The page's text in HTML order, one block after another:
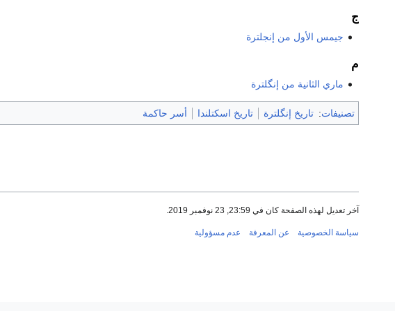
ج
جيمس الأول من إنجلترة
م
ماري الثانية من إنگلترة
تصنيفات: تاريخ إنگلترة تاريخ اسكتلندا أسر حاكمة
آخر تعديل لهذه الصفحة كان في 23:59, 23 نوفمبر 2019.
سياسة الخصوصية عن المعرفة عدم مسؤولية